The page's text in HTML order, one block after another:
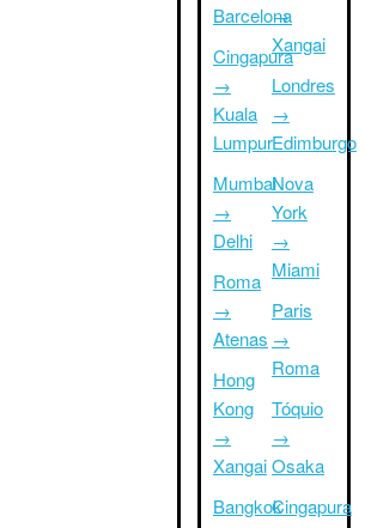
Barcelona
Cingapura
→
Kuala
Lumpur
Mumbai
→
Delhi
Roma
→
Atenas
Hong
Kong
→
Xangai
Bangkok
→
Xangai
Londres
→
Edimburgo
Nova
York
→
Miami
Paris
→
Roma
Tóquio
→
Osaka
Cingapura